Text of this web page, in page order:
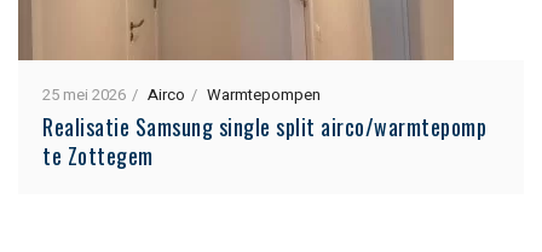
25 mei 2026 Airco Warmtepompen
Realisatie Samsung single split airco/warmtepomp
te Zottegem